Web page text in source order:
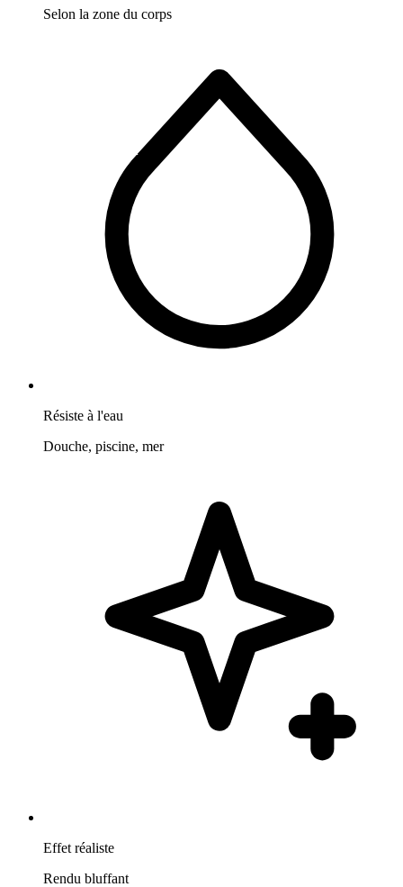
Selon la zone du corps
Résiste à l'eau
Douche, piscine, mer
Effet réaliste
Rendu bluffant